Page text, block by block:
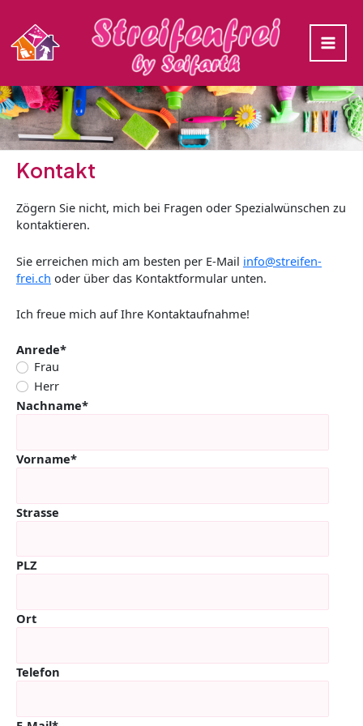
Inhalt
springen
Main
Kontakt
Zögern Sie nicht, mich bei Fragen oder Spezialwünschen zu
kontaktieren.
Sie erreichen mich am besten per E-Mail info@streifen-
frei.ch oder über das Kontaktformular unten.
Ich freue mich auf Ihre Kontaktaufnahme!
Anrede*
Frau
Herr
Nachname*
Vorname*
Strasse
PLZ
Ort
Telefon